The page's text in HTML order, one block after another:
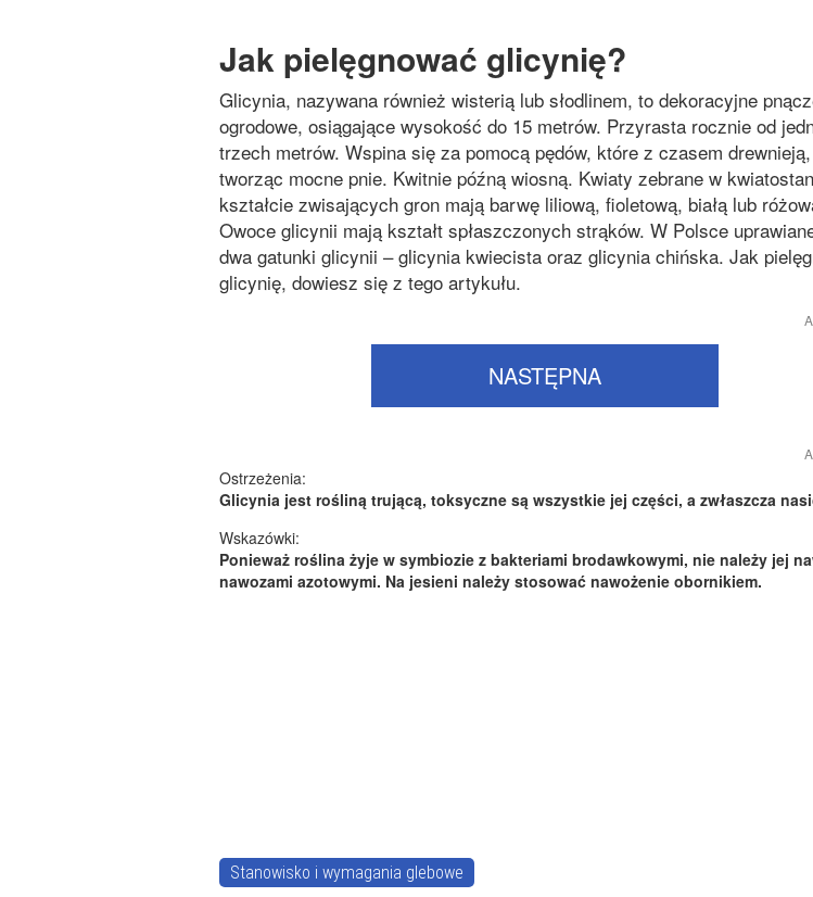
Jak pielęgnować glicynię?
Glicynia, nazywana również wisterią lub słodlinem, to dekoracyjne
ogrodowe, osiągające wysokość do 15 metrów. Przyrasta rocznie od
trzech metrów. Wspina się za pomocą pędów, które z czasem drewnieją,
tworząc mocne pnie. Kwitnie późną wiosną. Kwiaty zebrane w
kształcie zwisających gron mają barwę liliową, fioletową, białą lub
Owoce glicynii mają kształt spłaszczonych strąków. W Polsce
dwa gatunki glicynii – glicynia kwiecista oraz glicynia chińska. Jak
glicynię, dowiesz się z tego artykułu.
NASTĘPNA
Ostrzeżenia:
Glicynia jest rośliną trującą, toksyczne są wszystkie jej części, a zwłaszcza
Wskazówki:
Ponieważ roślina żyje w symbiozie z bakteriami brodawkowymi, nie należy jej
nawozami azotowymi. Na jesieni należy stosować nawożenie obornikiem.
Stanowisko i wymagania glebowe